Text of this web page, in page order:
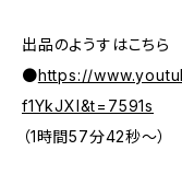
出品のようすはこちら
●https://
f1YkJXI&t=7591s
（1時間57分42秒～）